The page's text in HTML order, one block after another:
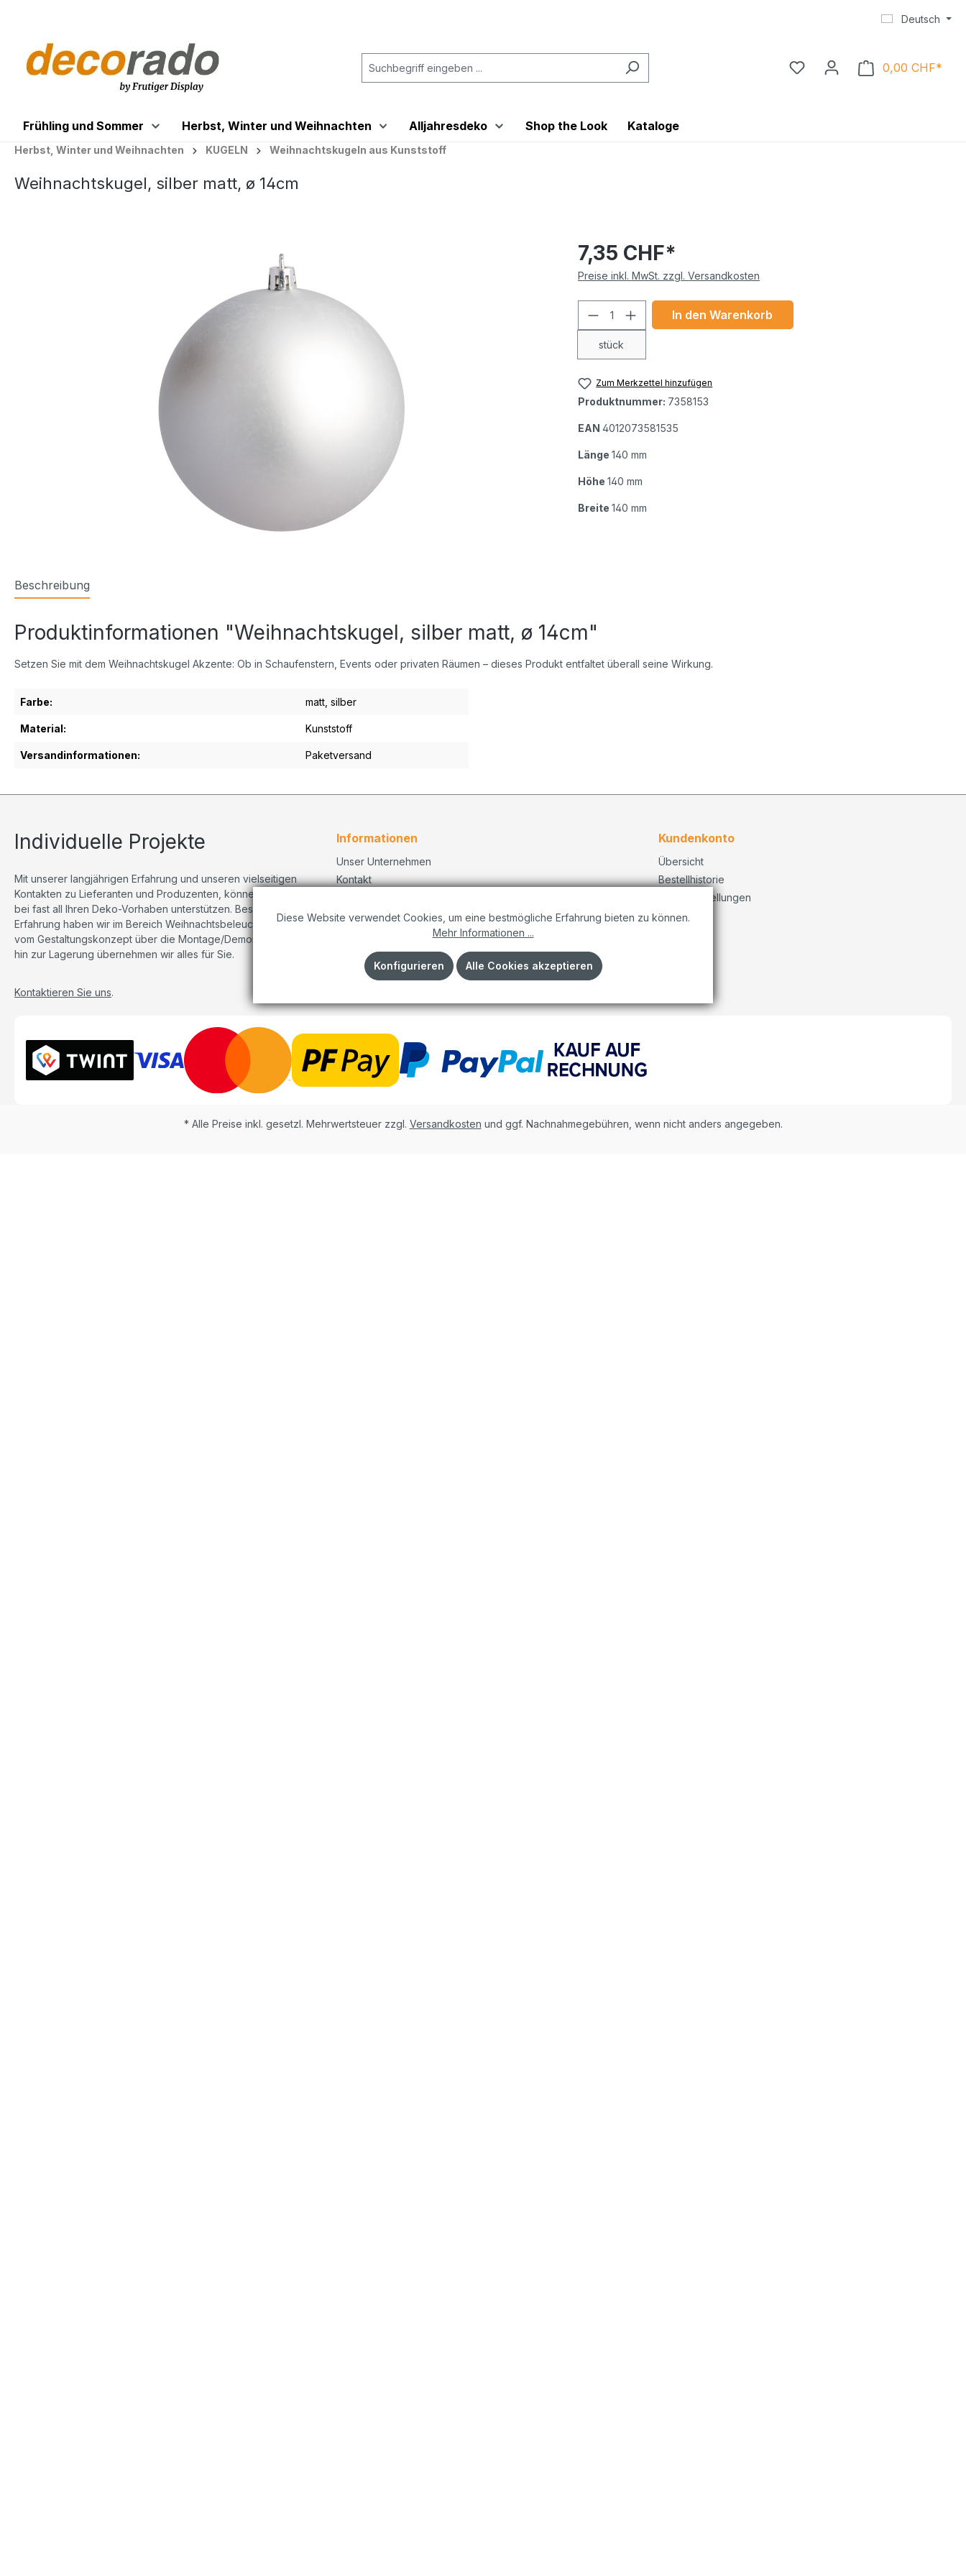
Deutsch
0,00 CHF*
Frühling und Sommer Herbst, Winter und Weihnachten Alljahresdeko Shop the Look Kataloge
Herbst, Winter und Weihnachten KUGELN Weihnachtskugeln aus Kunststoff
Weihnachtskugel, silber matt, ø 14cm
7,35 CHF*
Preise inkl. MwSt. zzgl. Versandkosten
Produkt Anzahl: Gib den gewünschten Wert
stück
In den Warenkorb
Zum Merkzettel hinzufügen
Produktnummer: 7358153
EAN 4012073581535
Länge 140 mm
Höhe 140 mm
Breite 140 mm
Beschreibung
Produktinformationen "Weihnachtskugel, silber matt, ø 14cm"
Setzen Sie mit dem Weihnachtskugel Akzente: Ob in Schaufenstern, Events oder privaten Räumen – dieses Produkt entfaltet überall seine Wirkung.
Farbe: matt , silber
Material: Kunststoff
Versandinformationen: Paketversand
Individuelle Projekte
Mit unserer langjährigen Erfahrung und unseren vielseitigen
Kontakten zu Lieferanten und Produzenten, können wir Sie
bei fast all Ihren Deko-Vorhaben unterstützen. Besonders viel
Erfahrung haben wir im Bereich Weihnachtsbeleuchtungen,
vom Gestaltungskonzept über die Montage/Demontage bis
hin zur Lagerung übernehmen wir alles für Sie.
Kontaktieren Sie uns.
Informationen
Unser Unternehmen
Kontakt
Datenschutzerklärung
Dekorationskonzepte
Impressum
Kundenkonto
Übersicht
Bestellhistorie
Konto Einstellungen
* Alle Preise inkl. gesetzl. Mehrwertsteuer zzgl. Versandkosten und ggf. Nachnahmegebühren, wenn nicht anders angegeben.
Diese Website verwendet Cookies, um eine bestmögliche Erfahrung bieten zu können.
Mehr Informationen ...
Konfigurieren Alle Cookies akzeptieren